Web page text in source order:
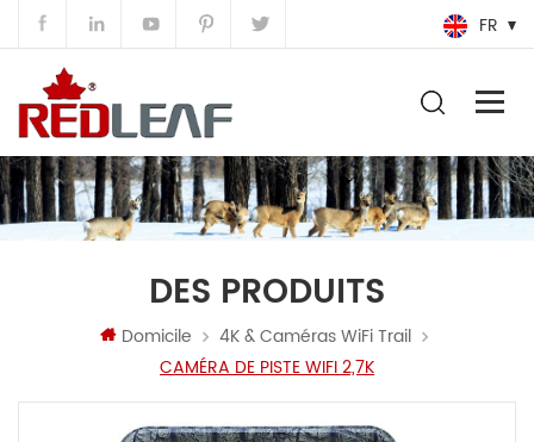
FR
DES PRODUITS
Domicile
4K & Caméras WiFi Trail
CAMÉRA DE PISTE WIFI 2,7K